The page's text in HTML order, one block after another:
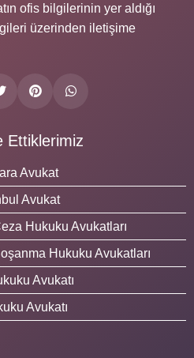
ofis bilgilerinin yer aldığı
üzerinden iletişime
Ettiklerimiz
Avukat
Avukat
Hukuku Avukatları
Hukuku Avukatları
Avukatı
Avukatı